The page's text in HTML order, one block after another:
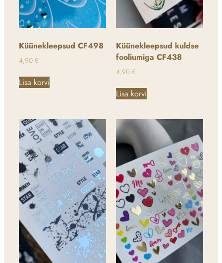
Küünekleepsud CF498
4,90 €
Lisa korvi
Küünekleepsud kuldse
fooliumiga CF438
4,90 €
Lisa korvi